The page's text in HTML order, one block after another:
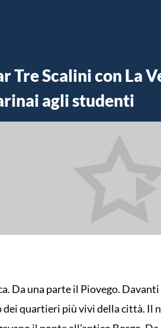
Tre Scalini con La
agli studenti
Da una parte il Piovego.
quartieri più vivi della città. Il